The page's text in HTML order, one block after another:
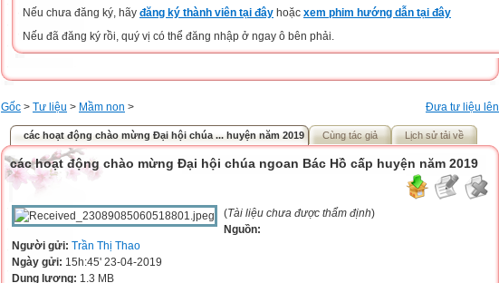
Nếu chưa đăng ký, hãy đăng ký thành viên tại đây hoặc xem phim hướng dẫn tại đây
Nếu đã đăng ký rồi, quý vị có thể đăng nhập ở ngay ô bên phải.
Đưa tư liệu lên
Gốc > Tư liệu > Mầm non >
các hoạt động chào mừng Đại hội chúa ... huyện năm 2019 Cùng tác giả Lịch sử tải về
các hoạt động chào mừng Đại hội chúa ngoan Bác Hồ cấp huyện năm 2019
(Tài liệu chưa được thẩm định)
Nguồn:
Người gửi: Trần Thị Thao
Ngày gửi: 15h:45' 23-04-2019
Dung lượng: 1.3 MB